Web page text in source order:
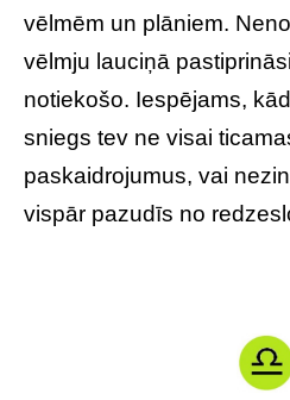
vēlmēm un plāniem.
vēlmju lauciņā
notiekošo. Iespējams,
sniegs tev ne visai
paskaidrojumus, vai
vispār pazudīs no